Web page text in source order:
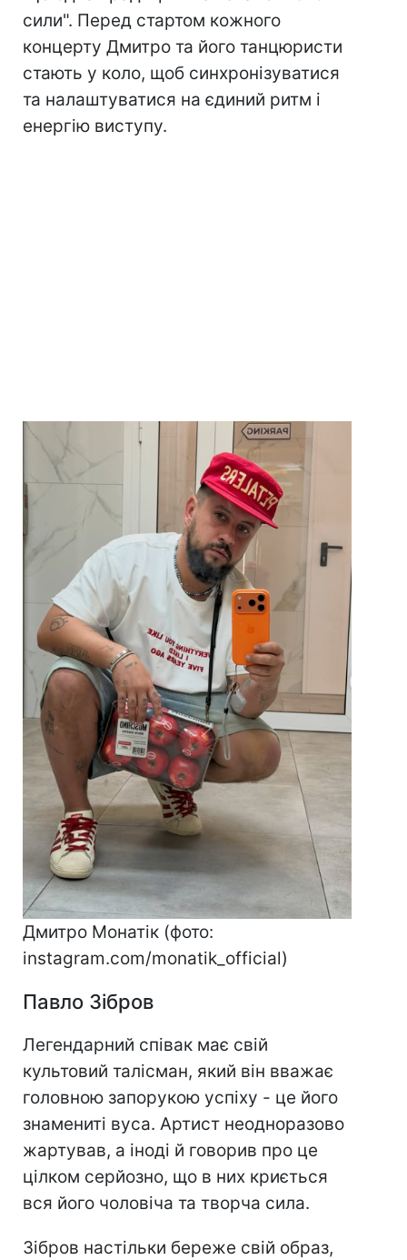
сили". Перед стартом кожного
концерту Дмитро та його танцюристи
стають у коло, щоб синхронізуватися
та налаштуватися на єдиний ритм і
енергію виступу.
Дмитро Монатік (фото:
instagram.com/monatik_official)
Павло Зібров
Легендарний співак має свій
культовий талісман, який він вважає
головною запорукою успіху - це його
знамениті вуса. Артист неодноразово
жартував, а іноді й говорив про це
цілком серйозно, що в них криється
вся його чоловіча та творча сила.
Зібров настільки береже свій образ,